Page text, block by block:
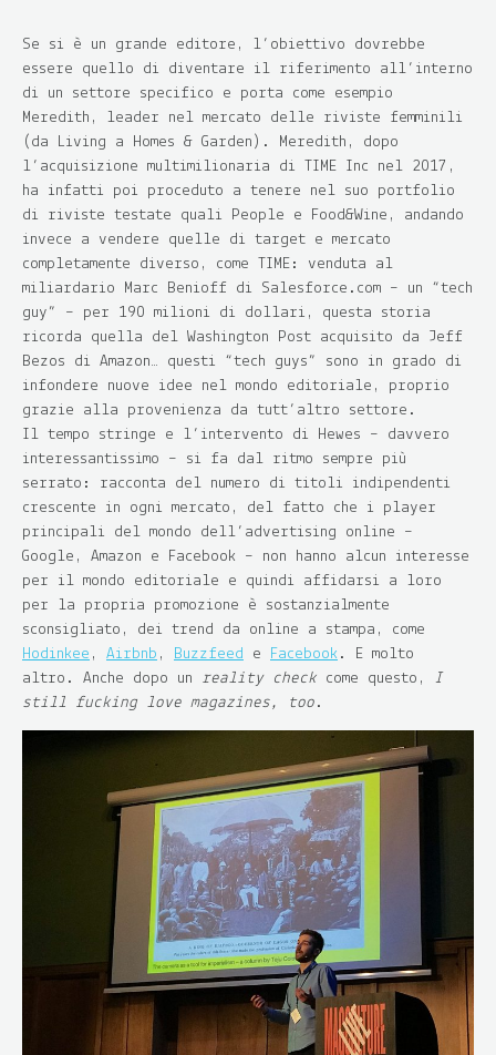
Se si è un grande editore, l’obiettivo dovrebbe
essere quello di diventare il riferimento all’interno
di un settore specifico e porta come esempio
Meredith, leader nel mercato delle riviste femminili
(da Living a Homes & Garden). Meredith, dopo
l’acquisizione multimilionaria di TIME Inc nel 2017,
ha infatti poi proceduto a tenere nel suo portfolio
di riviste testate quali People e Food&Wine, andando
invece a vendere quelle di target e mercato
completamente diverso, come TIME: venduta al
miliardario Marc Benioff di Salesforce.com – un “tech
guy” – per 190 milioni di dollari, questa storia
ricorda quella del Washington Post acquisito da Jeff
Bezos di Amazon… questi “tech guys” sono in grado di
infondere nuove idee nel mondo editoriale, proprio
grazie alla provenienza da tutt’altro settore.
Il tempo stringe e l’intervento di Hewes – davvero
interessantissimo – si fa dal ritmo sempre più
serrato: racconta del numero di titoli indipendenti
crescente in ogni mercato, del fatto che i player
principali del mondo dell’advertising online –
Google, Amazon e Facebook – non hanno alcun interesse
per il mondo editoriale e quindi affidarsi a loro
per la propria promozione è sostanzialmente
sconsigliato, dei trend da online a stampa, come
Hodinkee , Airbnb , Buzzfeed e Facebook . E molto
altro. Anche dopo un reality check come questo, I
still fucking love magazines, too .